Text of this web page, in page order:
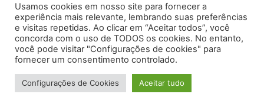
Av. Prof. Armando Alves da Silva, nº 1950 - Zacarias,
Caratinga - MG - 35302-403 / Tel: (33) 3329 8000
Desenvolvido por VersaTec
Usamos cookies em nosso site para fornecer a
experiência mais relevante, lembrando suas preferências
e visitas repetidas. Ao clicar em “Aceitar todos”, você
concorda com o uso de TODOS os cookies. No entanto,
você pode visitar "Configurações de cookies" para
fornecer um consentimento controlado.
Configurações de Cookies Aceitar tudo